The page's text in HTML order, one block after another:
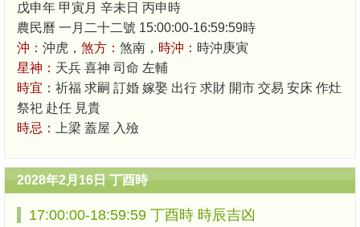
戊申年 甲寅月 辛未日 丙申時
農民曆 一月二十二號 15:00:00-16:59:59時
沖： 沖虎， 煞方： 煞南， 時沖： 時沖庚寅
星神： 天兵 喜神 司命 左輔
時宜： 祈福 求嗣 訂婚 嫁娶 出行 求財 開市 交易 安床 作灶
祭祀 赴任 見貴
時忌：
上梁 蓋屋 入殮
2028年2月16日 丁酉時
17:00:00-18:59:59 丁酉時 時辰吉凶